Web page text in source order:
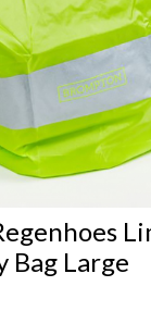
Bag Large